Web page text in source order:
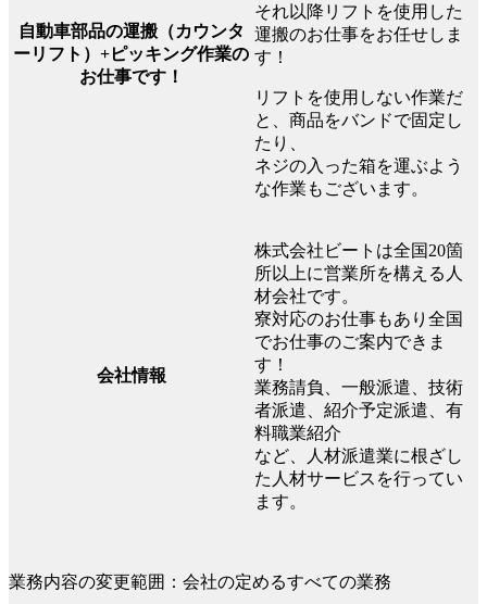
自動車部品の運搬（カウンタ
ーリフト）+ピッキング作業の
お仕事です！
それ以降リフトを使用した
運搬のお仕事をお任せしま
す！
リフトを使用しない作業だ
と、商品をバンドで固定し
たり、
ネジの入った箱を運ぶよう
な作業もございます。
会社情報
株式会社ビートは全国20箇
所以上に営業所を構える人
材会社です。
寮対応のお仕事もあり全国
でお仕事のご案内できま
す！
業務請負、一般派遣、技術
者派遣、紹介予定派遣、有
料職業紹介
など、人材派遣業に根ざし
た人材サービスを行ってい
ます。
業務内容の変更範囲：会社の定めるすべての業務